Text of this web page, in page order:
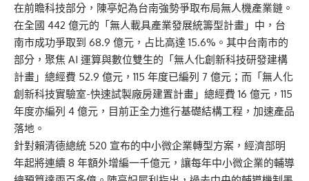
在前瞻科技部分，陳亭妃為台南強勢爭取布局無人機產業鏈。
在全國 442 億元的「無人載具產業發展統籌型計畫」中，台
南市成功爭取到 68.9 億元，占比高達 15.6%。其中台南市的
部分，聚焦 AI 運算與數位雙生的「無人化創新科技研發建構
計畫」總經費 52.9 億元，115 年度已編列 7 億元；而「無人化
創新科技實驗室-快速試製廠房建置計畫」總經費 16 億元，115
年度亦編列 4 億元，目前正全力進行基礎結構工程，加速產品
落地。
針對賴清德總統 520 宣布的中小微企業轉型方案，經濟部明
年起將連續 8 年額外增編一千億元，讓每年中小微企業的輔導